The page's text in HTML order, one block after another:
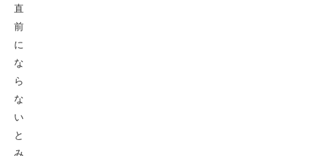
直
前
に
な
ら
な
い
と
み